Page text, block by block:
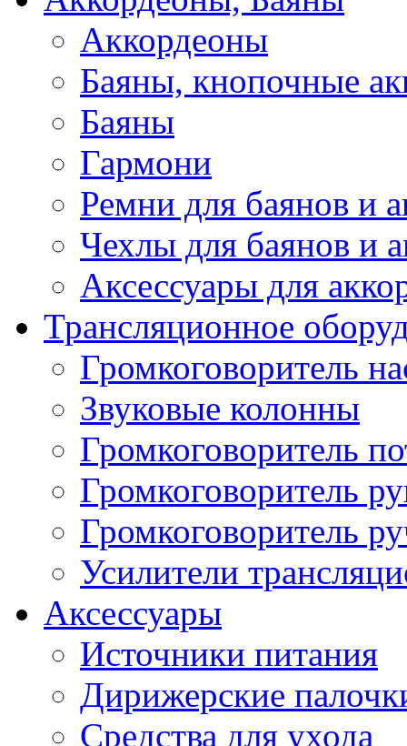
Аккордеоны
Баяны, кнопочные
Баяны
Гармони
Ремни для баянов и
Чехлы для баянов и
Аксессуары для
Трансляционное
Громкоговоритель
Звуковые колонны
Громкоговоритель
Громкоговоритель
Громкоговоритель
Усилители
Аксессуары
Источники питания
Дирижерские
Средства для ухода